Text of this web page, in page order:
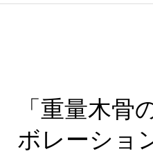
「重量木
ボレーショ